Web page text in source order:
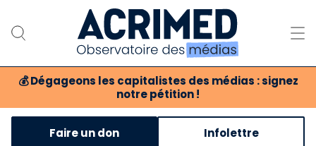
💰 Dégageons les capitalistes des médias : signez
notre pétition !
Notre association
Notre critique des médias
Faire un don Infolettre